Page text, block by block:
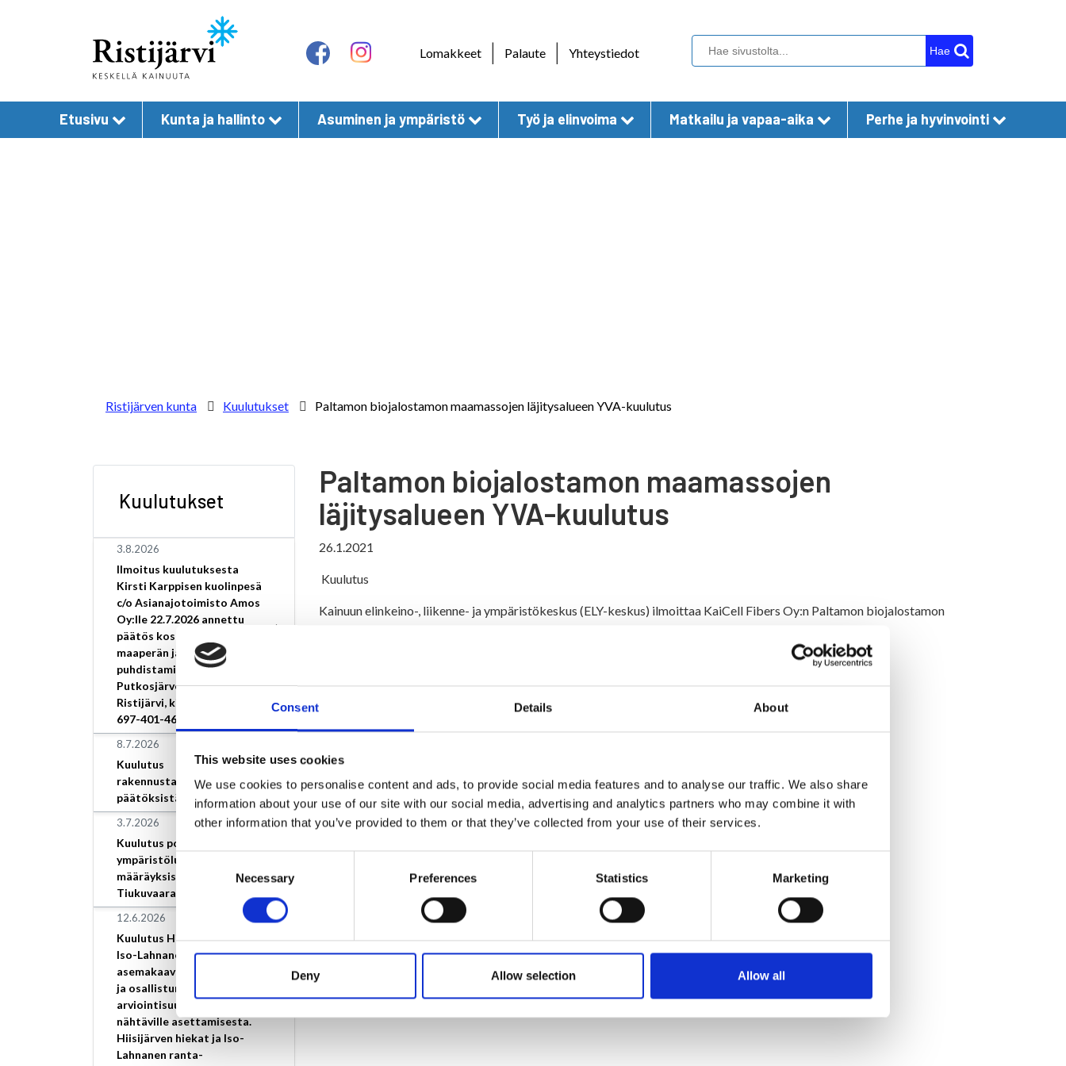
Consent Details About
This website uses cookies
We use cookies to personalise content and ads, to provide social media features and to analyse our traffic. We also share
information about your use of our site with our social media, advertising and analytics partners who may combine it with
other information that you’ve provided to them or that they’ve collected from your use of their services.
Consent
Necessary Preferences Statistics Marketing
Deny Allow selection Allow all
Lomakkeet | Palaute | Yhteystiedot Hae
Etusivu Kunta ja hallinto Asuminen ja ympäristö Työ ja elinvoima Matkailu ja vapaa-aika Perhe ja hyvinvointi
Ristijärven kunta Kuulutukset Paltamon biojalostamon maamassojen läjitysalueen YVA-kuulutus
Kuulutukset
3.8.2026
Ilmoitus kuulutuksesta
Kirsti Karppisen kuolinpesä
c/o Asianajotoimisto Amos
Oy:lle 22.7.2026 annettu
päätös koskee pilaantuneen
maaperän ja pohjaveden
puhdistamista osoitteessa
Putkosjärventie 28,
Ristijärvi, kiinteistötunnus
697-401-46-9.
8.7.2026
Kuulutus
rakennustarkastajan
päätöksistä
3.7.2026
Kuulutus poikkeamisesta
ympäristöluvan
määräyksistä, Loimaan Kivi
Tiukuvaara
12.6.2026
Kuulutus Hiisijärven hiekat ja
Iso-Lahnanen ranta-
asemakaavan vireilletulosta
ja osallistumis- ja
arviointisuunnitelman
nähtäville asettamisesta.
Hiisijärven hiekat ja Iso-
Lahnanen ranta-
Paltamon biojalostamon maamassojen
läjitysalueen YVA-kuulutus
26.1.2021
Kuulutus
Kainuun elinkeino-, liikenne- ja ympäristökeskus (ELY-keskus) ilmoittaa KaiCell Fibers Oy:n Paltamon biojalostamon